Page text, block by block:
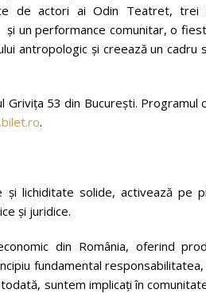
de actori ai Odin Teatret, trei
un performance comunitar, o
antropologic și creează un cadru
53 din București.
.
lichiditate solide, activează pe
și juridice.
din România, oferind
fundamental
suntem implicați în